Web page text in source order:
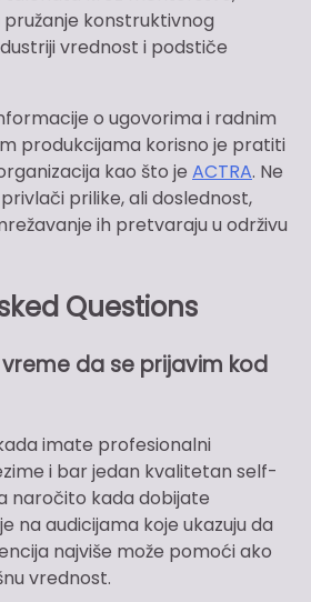
konstruktivnog
vrednost i podstiče
o ugovorima i radnim
produkcijama korisno je pratiti
kao što je ACTRA. Ne
prilike, ali doslednost,
ih pretvaraju u održivu
Questions
da se prijavim kod
imate profesionalni
i bar jedan kvalitetan self-
naročito kada dobijate
na audicijama koje ukazuju da
najviše može pomoći ako
vrednost.